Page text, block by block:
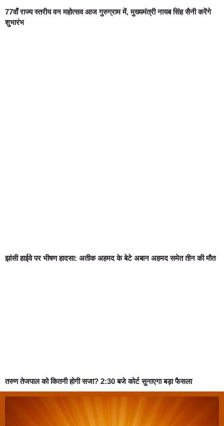
77वाँ राज्य स्तरीय वन महोत्सव आज गुरुग्राम में, मुख्यमंत्री नायब सिंह सैनी करेंगे
शुभारंभ
झांसी हाईवे पर भीषण हादसा: अतीक अहमद के बेटे अबान अहमद समेत तीन की मौत
तरुण तेजपाल को कितनी होगी सजा? 2:30 बजे कोर्ट सुनाएगा बड़ा फैसला